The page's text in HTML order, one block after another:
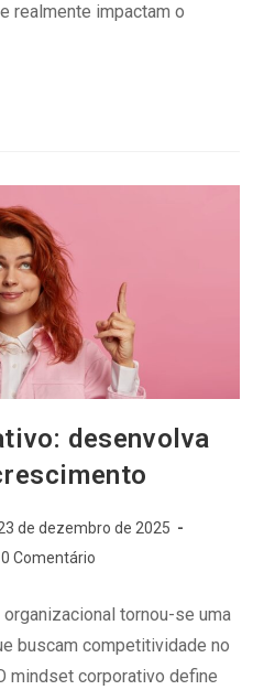
realmente impactam o
desenvolva
de dezembro de 2025
0 Comentário
tornou-se uma
buscam competitividade no
mindset corporativo define